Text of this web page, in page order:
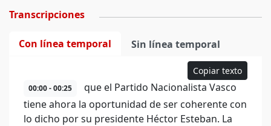
Transcripciones
Con línea temporal Sin línea temporal
Copiar texto
00:00 - 00:25
que el Partido Nacionalista Vasco
tiene ahora la oportunidad de ser coherente con
lo dicho por su presidente Héctor Esteban. La